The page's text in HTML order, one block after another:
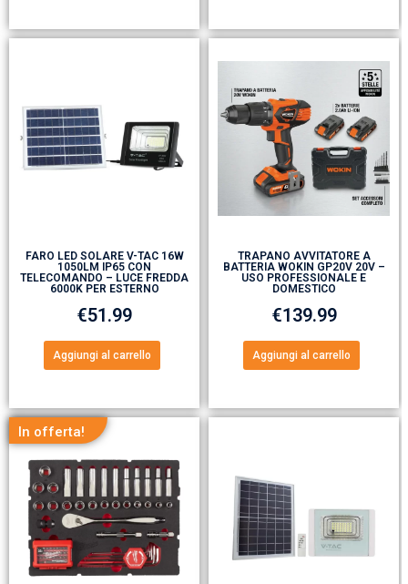
FARO LED SOLARE V-TAC 16W
1050LM IP65 CON
TELECOMANDO – LUCE FREDDA
6000K PER ESTERNO
€51.99
Aggiungi al carrello
TRAPANO AVVITATORE A
BATTERIA WOKIN GP20V 20V –
USO PROFESSIONALE E
DOMESTICO
€139.99
Aggiungi al carrello
In offerta!